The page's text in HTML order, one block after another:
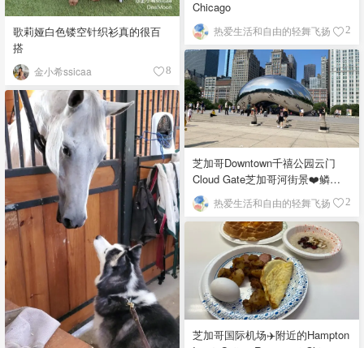
歌莉娅白色镂空针织衫真的很百
搭
金小希ssicaa 8
Chicago
热爱生活和自由的轻舞飞扬 2
芝加哥Downtown千禧公园云门
Cloud Gate芝加哥河街景❤️鳞次
栉比的高楼
热爱生活和自由的轻舞飞扬 2
芝加哥国际机场✈️附近的Hampton